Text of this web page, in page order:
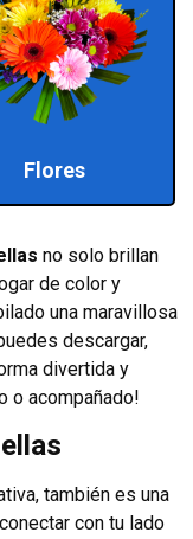
Flores
no solo brillan
de color y
una maravillosa
descargar,
divertida y
o acompañado!
también es una
con tu lado